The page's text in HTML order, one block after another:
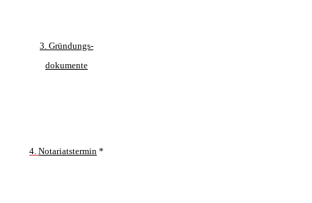
3. Gründungs-
dokumente
4. Notariatstermin *